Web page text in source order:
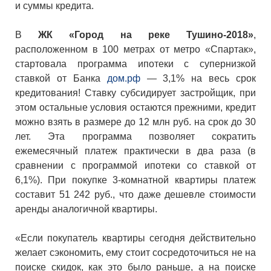
и суммы кредита.
ВЖК «Город на реке Тушино-2018»,
расположенном в 100 метрах от метро «Спартак»,
стартовала программа ипотеки с супернизкой
ставкой от Банка дом.рф— 3,1% на весь срок
кредитования! Ставку субсидирует застройщик, при
этом остальные условия остаются прежними, кредит
можно взять в размере до 12 млн руб. на срок до 30
лет. Эта программа позволяет сократить
ежемесячный платеж практически в два раза (в
сравнении с программой ипотеки со ставкой от
6,1%). При покупке 3-комнатной квартиры платеж
составит 51 242 руб., что даже дешевле стоимости
аренды аналогичной квартиры.
«Если покупатель квартиры сегодня действительно
желает сэкономить, ему стоит сосредоточиться не на
поиске скидок, как это было раньше, а на поиске